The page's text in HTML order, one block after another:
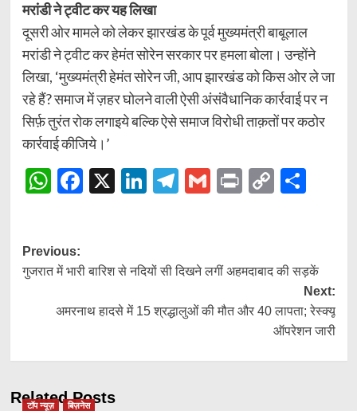
मरांडी ने ट्वीट कर यह लिखा
दूसरी ओर मामले को लेकर झारखंड के पूर्व मुख्यमंत्री बाबूलाल
मरांडी ने ट्वीट कर हेमंत सोरेन सरकार पर हमला बोला। उन्होंने
लिखा, ‘मुख्यमंत्री हेमंत सोरेन जी, आप झारखंड को किस ओर ले जा
रहे हैं? समाज में ज़हर घोलने वाली ऐसी अंसंवैधानिक कार्रवाई पर न
सिर्फ़ तुरंत रोक लगाइये बल्कि ऐसे समाज विरोधी ताक़तों पर कठोर
कार्रवाई कीजिये।’
WhatsApp
Facebook
X LinkedIn
Telegram
Gmail
Print
Copy
Post
navigation
Previous:
गुजरात में भारी बारिश से नदियों सी दिखने लगीं अहमदाबाद की सड़कें
Next:
अमरनाथ हादसे में 15 श्रद्धालुओं की मौत और 40 लापता; रेस्क्यू
ऑपरेशन जारी
Related Posts
टॉप न्यूज़ बिज़नेस